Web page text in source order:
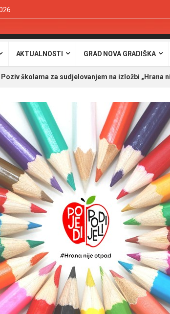
AKTUALNOSTI GRAD NOVA GRADIŠKA
Poziv školama za sudjelovanjem na izložbi „Hrana